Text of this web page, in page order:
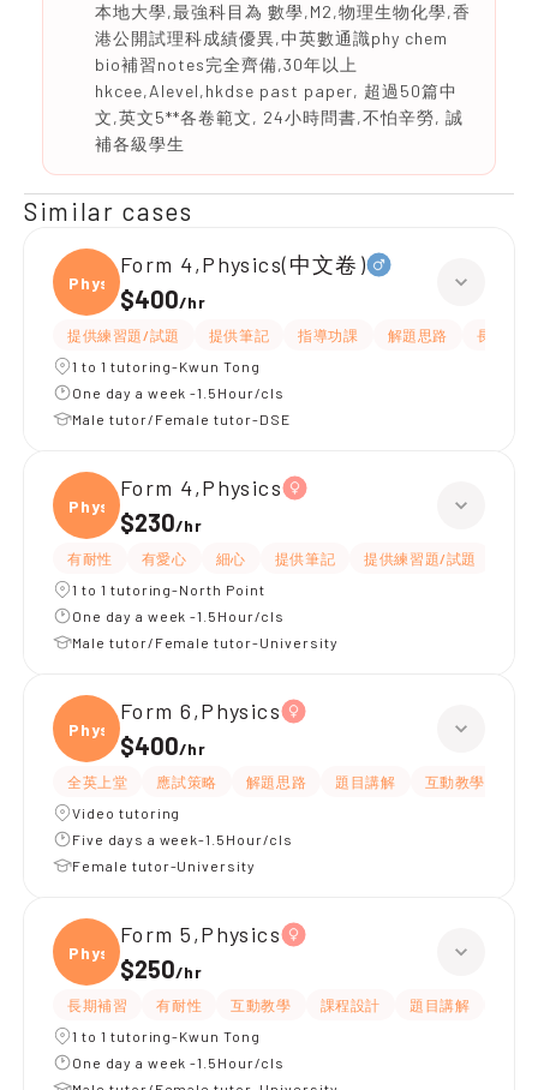
本地大學,最強科目為 數學,M2,物理生物化學,香
港公開試理科成績優異,中英數通識phy chem
bio補習notes完全齊備,30年以上
hkcee,Alevel,hkdse past paper, 超過50篇中
文,英文5**各卷範文, 24小時問書,不怕辛勞, 誠
補各級學生
Similar cases
Physi
Form 4,Physics(中文卷)
$400/hr
提供練習題/試題 提供筆記 指導功課 解題思路
長期補習
1 to 1 tutoring-Kwun Tong
One day a week -1.5Hour/cls
Male tutor/Female tutor-DSE
Physi
Form 4,Physics
$230/hr
有耐性 有愛心 細心 提供筆記 提供練習題/試題
1 to 1 tutoring-North Point
One day a week -1.5Hour/cls
Male tutor/Female tutor-University
Physi
Form 6,Physics
$400/hr
全英上堂 應試策略 解題思路 題目講解 互動教學
Video tutoring
Five days a week-1.5Hour/cls
Female tutor-University
Physi
Form 5,Physics
$250/hr
長期補習 有耐性 互動教學 課程設計 題目講解
1 to 1 tutoring-Kwun Tong
One day a week -1.5Hour/cls